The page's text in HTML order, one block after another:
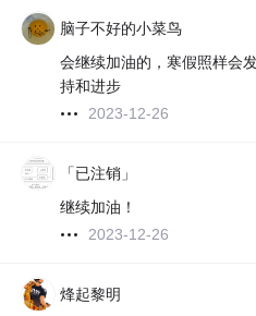
脑子不好的小菜鸟
会继续加油的，寒假照样会
持和进步
2023-12-26
「已注销」
继续加油！
2023-12-26
烽起黎明